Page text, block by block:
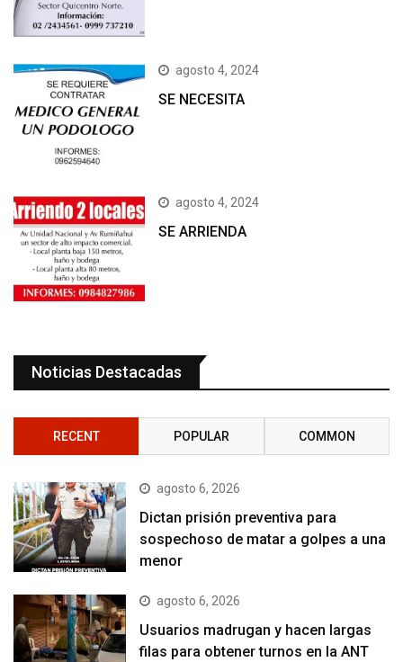
agosto 4, 2024
SE NECESITA
agosto 4, 2024
SE ARRIENDA
Noticias Destacadas
RECENT POPULAR COMMON
agosto 6, 2026
Dictan prisión preventiva para
sospechoso de matar a golpes a una
menor
agosto 6, 2026
Usuarios madrugan y hacen largas
filas para obtener turnos en la ANT